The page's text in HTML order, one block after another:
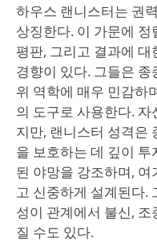
하우스 랜니스터는 권
상징한다. 이 가문에
평판, 그리고 결과에
경향이 있다. 그들은
위 역학에 매우 민감하
의 도구로 사용한다.
지만, 랜니스터 성격은
을 보호하는 데 깊이
된 야망을 강조하며,
고 신중하게 설계된다.
성이 관계에서 불신,
질 수도 있다.